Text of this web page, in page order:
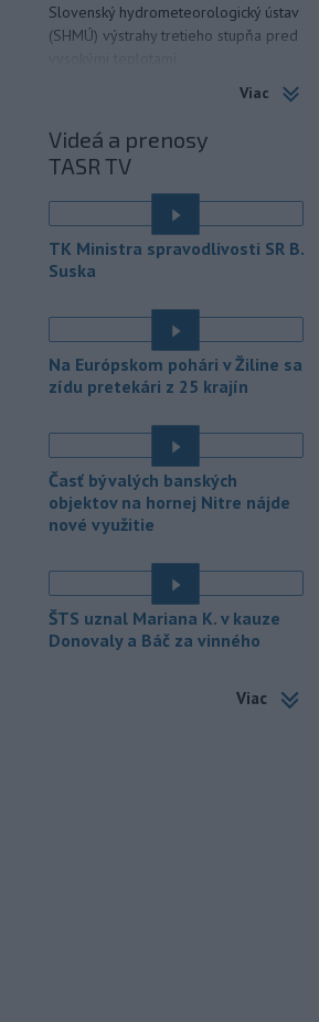
Slovenský hydrometeorologický ústav
(SHMÚ) výstrahy tretieho stupňa pred
V roku 2025 okolo 16,5
viac včlenských krajinách Európskej
únie (EÚ) denne užívalo tabak a s ním
súvisiace výrobky.
- Vedenie Medzinárodnej
futbalovej federácie (FIFA) sa
ospravedlnilo v
podiely na budúcich ziskoch z
majstrovstiev sveta súkromným
investorom. Na stretnutí v Rabate
členovia FIFA plne podporili
06:06 - Americký štát Nové Mexiko v
stredu zažaloval ministerstvo
spravodlivosti USA a povereného
ministra Todda Blanchea. Tvrdí, že
vyšetrovaní sexuálnych trestných činov
odsúdeného sexuálneho delikventa
Jeffreyho Epsteina.
že mu Európska
Viac
Videá a prenosy
TASR TV
TK Ministra spravodlivosti SR B.
Suska
Na Európskom pohári v Žiline sa
zídu pretekári z 25 krajín
Časť bývalých banských
objektov na hornej Nitre nájde
nové využitie
ŠTS uznal Mariana K. v kauze
Donovaly a Báč za vinného
Viac